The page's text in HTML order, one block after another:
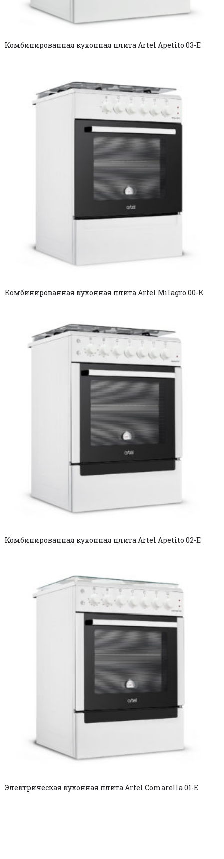
Комбинированная кухонная плита Artel Apetito 03-E
Комбинированная кухонная плита Artel Milagro 00-K
Комбинированная кухонная плита Artel Apetito 02-E
Электрическая кухонная плита Artel Comarella 01-E